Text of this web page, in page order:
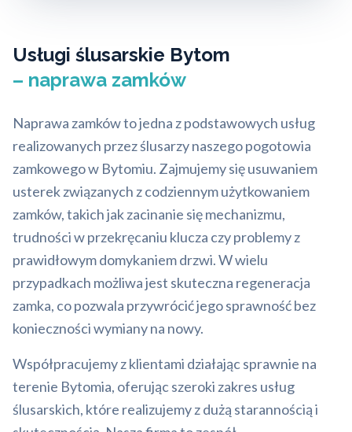
Usługi ślusarskie Bytom
– naprawa zamków
Naprawa zamków to jedna z podstawowych usług
realizowanych przez ślusarzy naszego pogotowia
zamkowego w Bytomiu. Zajmujemy się usuwaniem
usterek związanych z codziennym użytkowaniem
zamków, takich jak zacinanie się mechanizmu,
trudności w przekręcaniu klucza czy problemy z
prawidłowym domykaniem drzwi. W wielu
przypadkach możliwa jest skuteczna regeneracja
zamka, co pozwala przywrócić jego sprawność bez
konieczności wymiany na nowy.
Współpracujemy z klientami działając sprawnie na
terenie Bytomia, oferując szeroki zakres usług
ślusarskich, które realizujemy z dużą starannością i